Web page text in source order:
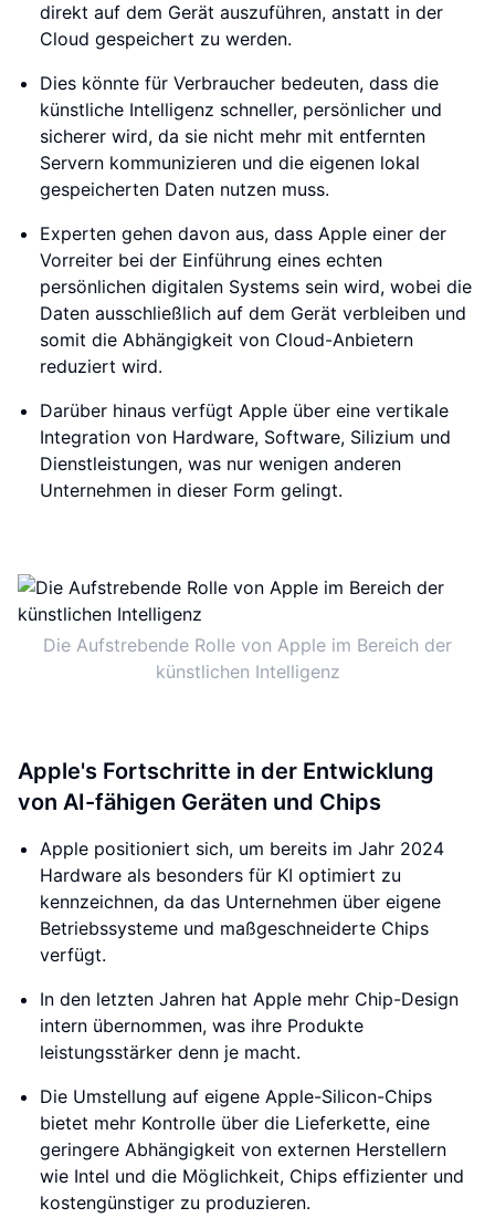
direkt auf dem Gerät auszuführen, anstatt in der
Cloud gespeichert zu werden.
Dies könnte für Verbraucher bedeuten, dass die
künstliche Intelligenz schneller, persönlicher und
sicherer wird, da sie nicht mehr mit entfernten
Servern kommunizieren und die eigenen lokal
gespeicherten Daten nutzen muss.
Experten gehen davon aus, dass Apple einer der
Vorreiter bei der Einführung eines echten
persönlichen digitalen Systems sein wird, wobei die
Daten ausschließlich auf dem Gerät verbleiben und
somit die Abhängigkeit von Cloud-Anbietern
reduziert wird.
Darüber hinaus verfügt Apple über eine vertikale
Integration von Hardware, Software, Silizium und
Dienstleistungen, was nur wenigen anderen
Unternehmen in dieser Form gelingt.
Die Aufstrebende Rolle von Apple im Bereich der
künstlichen Intelligenz
Apple's Fortschritte in der Entwicklung
von AI-fähigen Geräten und Chips
Apple positioniert sich, um bereits im Jahr 2024
Hardware als besonders für KI optimiert zu
kennzeichnen, da das Unternehmen über eigene
Betriebssysteme und maßgeschneiderte Chips
verfügt.
In den letzten Jahren hat Apple mehr Chip-Design
intern übernommen, was ihre Produkte
leistungsstärker denn je macht.
Die Umstellung auf eigene Apple-Silicon-Chips
bietet mehr Kontrolle über die Lieferkette, eine
geringere Abhängigkeit von externen Herstellern
wie Intel und die Möglichkeit, Chips effizienter und
kostengünstiger zu produzieren.